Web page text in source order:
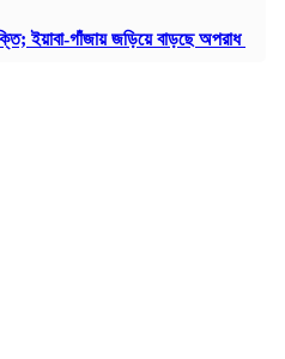
ইয়াবা-গাঁজায় জড়িয়ে বাড়ছে অপরাধ